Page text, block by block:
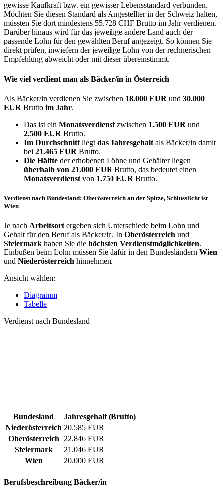
gewisse Kaufkraft bzw. ein gewisser Lebensstandard verbunden.
Möchten Sie diesen Standard als Angestellter in der Schweiz halten,
müssten Sie dort mindestens 55.728 CHF Brutto im Jahr verdienen.
Darüber hinaus wird für das jeweilige andere Land auch der
passende Lohn für den gewählten Beruf angezeigt. So können Sie
direkt prüfen, inwiefern der jeweilige Lohn von der rechnerischen
Empfehlung abweicht oder mit dieser übereinstimmt.
Wie viel verdient man als Bäcker/in in Österreich
Als Bäcker/in verdienen Sie zwischen 18.000 EUR und 30.000
EUR Brutto im Jahr.
Das ist ein Monatsverdienst zwischen 1.500 EUR und
2.500 EUR Brutto.
Im Durchschnitt liegt das Jahresgehalt als Bäcker/in damit
bei 21.465 EUR Brutto.
Die Hälfte der erhobenen Löhne und Gehälter liegen
überhalb von 21.000 EUR Brutto, das bedeutet einen
Monatsverdienst von 1.750 EUR Brutto.
Verdienst nach Bundesland: Oberösterreich an der Spitze, Schlusslicht ist
Wien
Je nach Arbeitsort ergeben sich Unterschiede beim Lohn und
Gehalt für den Beruf als Bäcker/in. In Oberösterreich und
Steiermark haben Sie die höchsten Verdienstmöglichkeiten.
Einbußen beim Lohn müssen Sie dafür in den Bundesländern Wien
und Niederösterreich hinnehmen.
Ansicht wählen:
Diagramm
Tabelle
Verdienst nach Bundesland
Bundesland
Jahresgehalt (Brutto)
Niederösterreich 20.585 EUR
Oberösterreich
22.846 EUR
Steiermark
21.046 EUR
Wien
20.000 EUR
Berufsbeschreibung Bäcker/in